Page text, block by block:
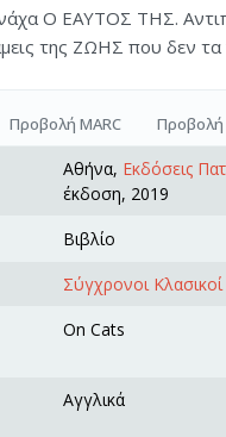
Ο ΕΑΥΤΟΣ ΤΗΣ.
της ΖΩΗΣ που δεν
Προβολή MARC Προβολή
Αθήνα, Εκδόσεις
έκδοση, 2019
Βιβλίο
Σύγχρονοι
On Cats
Αγγλικά